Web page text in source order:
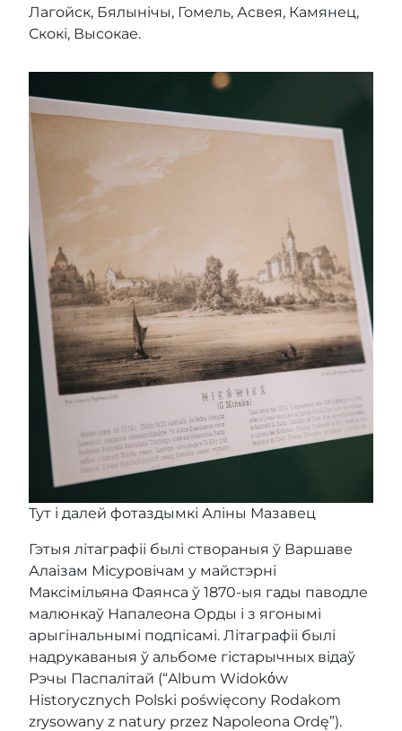
Лагойск, Бялынічы, Гомель, Асвея, Камянец,
Скокі, Высокае.
Тут і далей фотаздымкі Аліны Мазавец
Гэтыя літаграфіі былі створаныя ў Варшаве
Алаізам Місуровічам у майстэрні
Максімільяна Фаянса ў 1870-ыя гады паводле
малюнкаў Напалеона Орды і з ягонымі
арыгінальнымі подпісамі. Літаграфіі былі
надрукаваныя ў альбоме гістарычных відаў
Рэчы Паспалітай (“Album Widokόw
Historycznych Polski poświęcony Rodakom
zrysowany z natury przez Napoleona Ordę”).